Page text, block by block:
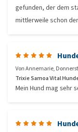
gefunden, der dem
mittlerweile schon
VonAnnemarie,
Trixie Samoa Vital
Mein Hund mag sehr